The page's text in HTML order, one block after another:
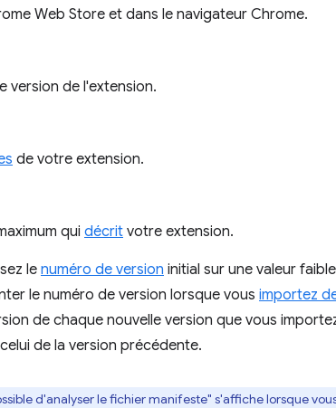
Web Store et dans le navigateur Chrome.
version de l'extension.
de votre extension.
qui décrit votre extension.
lenuméro de version initial sur une valeur
le numéro de version lorsque vous importez
de chaque nouvelle version que vous
de la version précédente.
d'analyser le fichier manifeste" s'affiche lorsque